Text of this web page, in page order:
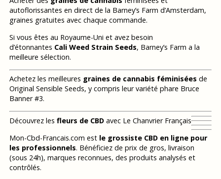
autoflorissantes en direct de la Barney’s Farm d’Amsterdam,
graines gratuites avec chaque commande.
Si vous êtes au Royaume-Uni et avez besoin
d’étonnantes Cali Weed Strain Seeds, Barney’s Farm a la
meilleure sélection.
Achetez les meilleures graines de cannabis féminisées de
Original Sensible Seeds, y compris leur variété phare Bruce
Banner #3.
Découvrez les fleurs de CBDavec Le Chanvrier Français
Mon-Cbd-Francais.com est le grossiste CBD en ligne pour
les professionnels. Bénéficiez de prix de gros, livraison
(sous 24h), marques reconnues, des produits analysés et
contrôlés.